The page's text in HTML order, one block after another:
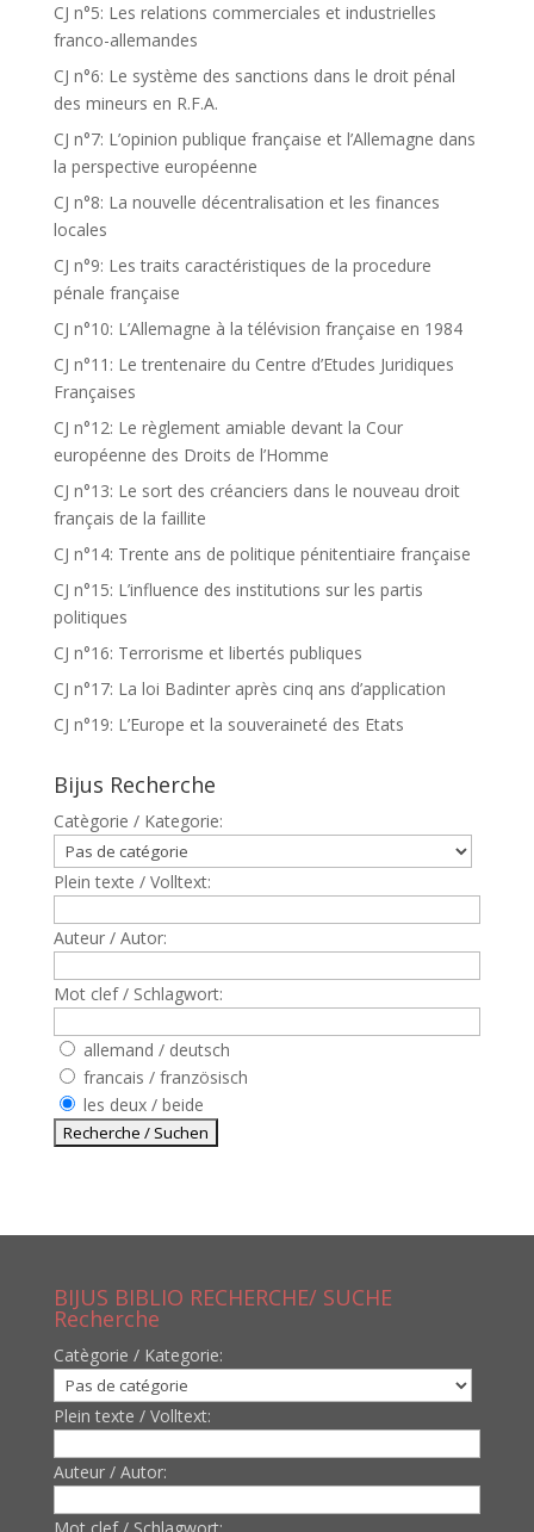
CJ n°5: Les relations commerciales et industrielles
franco-allemandes
CJ n°6: Le système des sanctions dans le droit pénal
des mineurs en R.F.A.
CJ n°7: L’opinion publique française et l’Allemagne dans
la perspective européenne
CJ n°8: La nouvelle décentralisation et les finances
locales
CJ n°9: Les traits caractéristiques de la procedure
pénale française
CJ n°10: L’Allemagne à la télévision française en 1984
CJ n°11: Le trentenaire du Centre d’Etudes Juridiques
Françaises
CJ n°12: Le règlement amiable devant la Cour
européenne des Droits de l’Homme
CJ n°13: Le sort des créanciers dans le nouveau droit
français de la faillite
CJ n°14: Trente ans de politique pénitentiaire française
CJ n°15: L’influence des institutions sur les partis
politiques
CJ n°16: Terrorisme et libertés publiques
CJ n°17: La loi Badinter après cinq ans d’application
CJ n°19: L’Europe et la souveraineté des Etats
Bijus Recherche
Catègorie / Kategorie:
Plein texte / Volltext:
Auteur / Autor:
Mot clef / Schlagwort:
allemand / deutsch
francais / französisch
les deux / beide
BIJUS BIBLIO RECHERCHE/ SUCHE
Recherche
Catègorie / Kategorie:
Plein texte / Volltext:
Auteur / Autor: